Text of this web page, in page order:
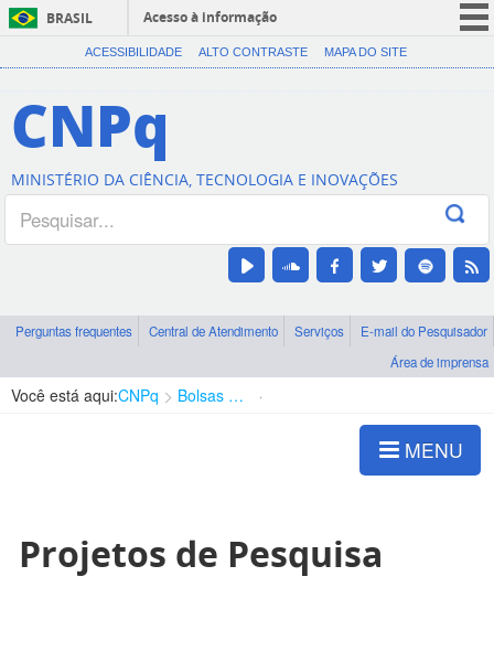
BRASIL
Acesso à informação
CORONAVÍRUS (COVID-19)
Canais
ACESSIBILIDADE ALTO CONTRASTE MAPA DO SITE
CNPq
MINISTÉRIO DA CIÊNCIA, TECNOLOGIA E INOVAÇÕES
Perguntas frequentes Central de Atendimento Serviços
E-mail do Pesquisador
Área de imprensa
Você está aqui:CNPq Bolsas e Auxílios Vigentes
MENU
Projetos de Pesquisa